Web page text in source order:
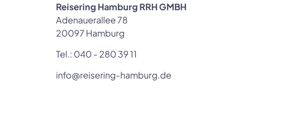
Reisering Hamburg RRH GMBH
Adenauerallee 78
20097 Hamburg
Tel.: 040 - 280 39 11
info@reisering-hamburg.de